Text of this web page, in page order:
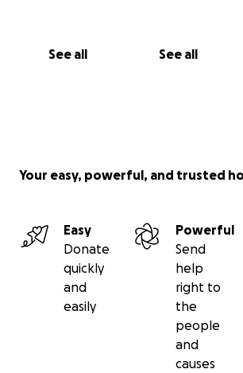
See all See all
Your easy, powerful, and trusted
Easy
Donate
quickly
and
easily
Powerful
Send
help
right to
the
people
and
causes